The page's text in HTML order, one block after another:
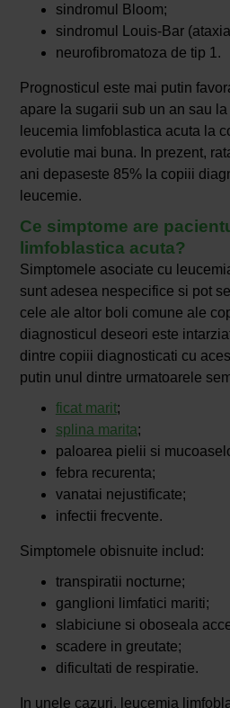
sindromul Bloom;
sindromul Louis-Bar
neurofibromatoza de tip 1.
Prognosticul este mai putin
apare la sugarii sub un an sau
leucemia limfoblastica acuta la
evolutie mai buna. In prezent,
ani depaseste 85% la copiii
leucemie.
Ce simptome are
limfoblastica acuta?
Simptomele asociate cu
sunt adesea nespecifice si pot
cele ale altor boli comune ale
diagnosticul deseori este
dintre copiii diagnosticati cu
putin unul dintre urmatoarele
ficat marit;
splina marita;
paloarea pielii si
febra recurenta;
vanatai nejustificate;
infectii frecvente.
Simptomele obisnuite includ:
transpiratii nocturne;
ganglioni limfatici mariti;
slabiciune si oboseala
scadere in greutate;
dificultati de respiratie.
In unele cazuri, leucemia